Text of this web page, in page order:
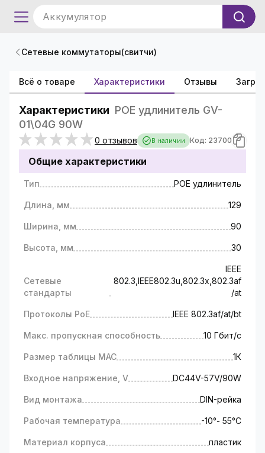
Аккумулятор
Сетевые коммутаторы(свитчи)
Всё о товаре Характеристики Отзывы
Характеристики POE удлинитель GV-
01\04G 90W
0 отзывов В наличии Код: 23700
Общие характеристики
Тип РОЕ удлинитель
Длина, мм 129
Ширина, мм 90
Высота, мм 30
Сетевые
стандарты
IEEE
802.3,IEEE802.3u,802.3x,802.3af
/at
Протоколы PoE IEEE 802.3af/at/bt
Макс. пропускная способность 10 Гбит/с
Размер таблицы MAC 1К
Входное напряжение, V DC44V-57V/90W
Вид монтажа DIN-рейка
Рабочая температура -10°- 55°C
Материал корпуса пластик